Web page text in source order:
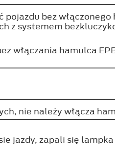
bez
z systemem
włączania hamulca
nie należy włącza
jazdy, zapali się